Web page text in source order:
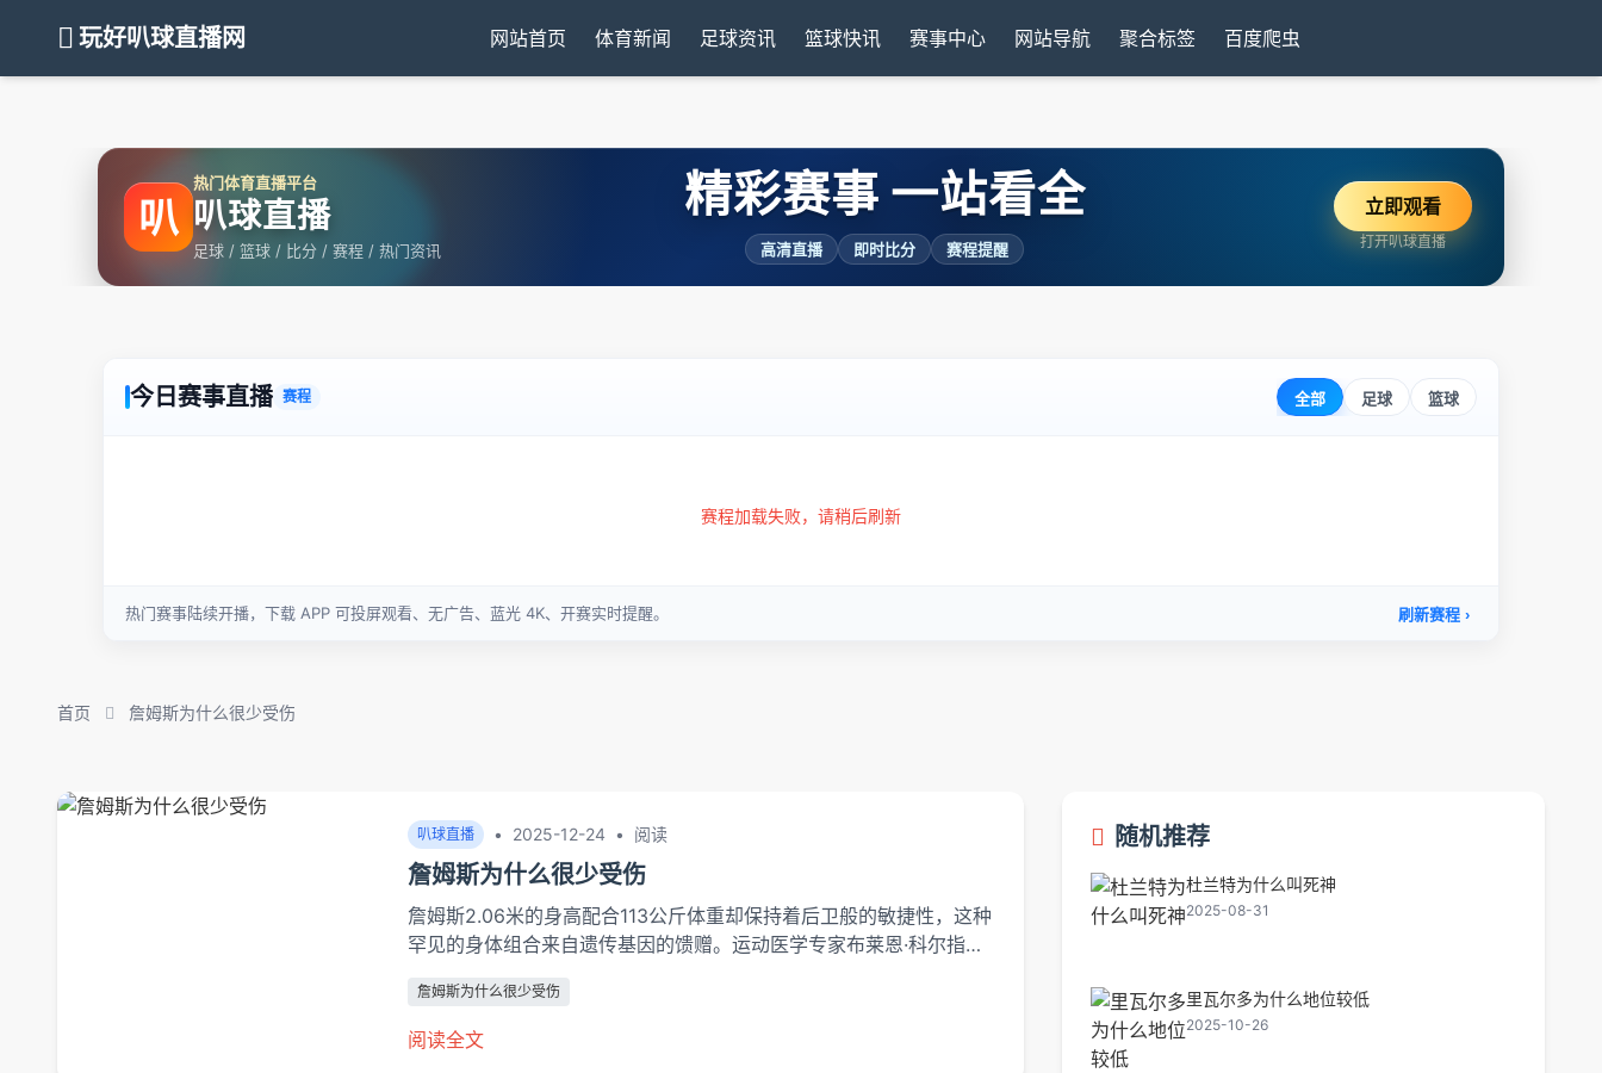
玩好叭球直播网 网站首页 体育新闻 足球资讯 篮球快讯 赛事中心 网站导航 聚合标签 百度爬虫
叭
热门体育直播平台
叭球直播
足球 / 篮球 / 比分 / 赛程 / 热门资讯
精彩赛事 一站看全
高清直播 即时比分 赛程提醒
立即观看
打开叭球直播
首页 詹姆斯为什么很少受伤
叭球直播 • 2025-12-24 • 阅读
詹姆斯为什么很少受伤
詹姆斯2.06米的身高配合113公斤体重却保持着后卫般的敏捷性，这种
罕见的身体组合来自遗传基因的馈赠。运动医学专家布莱恩·科尔指
有效缓冲起跳冲击。"其肌肉纤维类型检测显示快慢肌比例接近6:4，
兼具爆发力与耐力优势。更关键的是其身体结构的异常稳定性。加州
詹姆斯为什么很少受伤
阅读全文
随机推荐
杜兰特为什么叫死神
2025-08-31
里瓦尔多为什么地位较低
2025-10-26